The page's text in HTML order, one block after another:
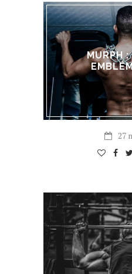
MURPH
27